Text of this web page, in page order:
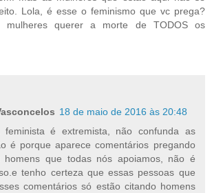
Lola, é esse o feminismo que vc prega?
querer a morte de TODOS os
18 de maio de 2016 às 20:48
feminista é extremista, não confunda as
é porque aparece comentários pregando
homens que todas nós apoiamos, não é
tenho certeza que essas pessoas que
comentários só estão citando homens